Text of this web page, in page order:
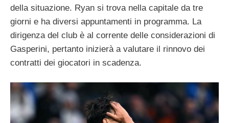
della situazione. Ryan si trova nella capitale da tre
giorni e ha diversi appuntamenti in programma. La
dirigenza del club è al corrente delle considerazioni di
Gasperini, pertanto inizierà a valutare il rinnovo dei
contratti dei giocatori in scadenza.